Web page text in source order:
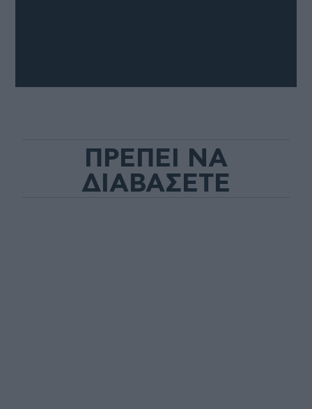
ΠΡΕΠΕΙ ΝΑ
ΔΙΑΒΑΣΕΤΕ